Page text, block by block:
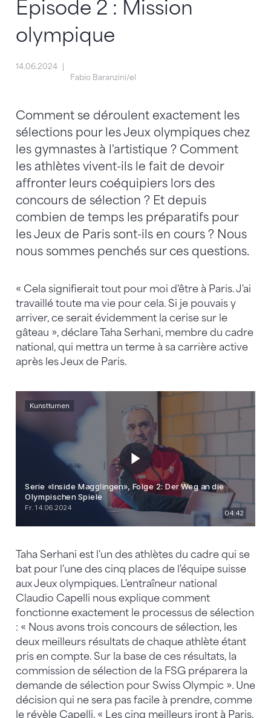
Episode 2 : Mission
olympique
14.06.2024
Fabio Baranzini/el
Comment se déroulent exactement les
sélections pour les Jeux olympiques chez
les gymnastes à l'artistique ? Comment
les athlètes vivent-ils le fait de devoir
affronter leurs coéquipiers lors des
concours de sélection ? Et depuis
combien de temps les préparatifs pour
les Jeux de Paris sont-ils en cours ? Nous
nous sommes penchés sur ces questions.
« Cela signifierait tout pour moi d'être à Paris. J'ai
travaillé toute ma vie pour cela. Si je pouvais y
arriver, ce serait évidemment la cerise sur le
gâteau », déclare Taha Serhani, membre du cadre
national, qui mettra un terme à sa carrière active
après les Jeux de Paris.
Taha Serhani est l'un des athlètes du cadre qui se
bat pour l'une des cinq places de l'équipe suisse
aux Jeux olympiques. L'entraîneur national
Claudio Capelli nous explique comment
fonctionne exactement le processus de sélection
: « Nous avons trois concours de sélection, les
deux meilleurs résultats de chaque athlète étant
pris en compte. Sur la base de ces résultats, la
commission de sélection de la FSG préparera la
demande de sélection pour Swiss Olympic ». Une
décision qui ne sera pas facile à prendre, comme
le révèle Capelli. « Les cinq meilleurs iront à Paris,